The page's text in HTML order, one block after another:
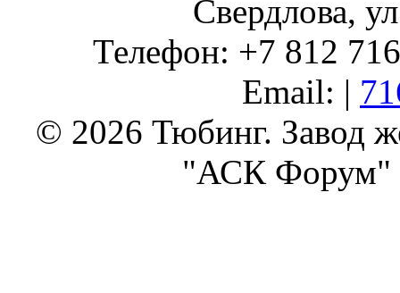
Свердлова,
Телефон: +7 812
Email: |
© 2026 Тюбинг. Завод
"АСК Форум"